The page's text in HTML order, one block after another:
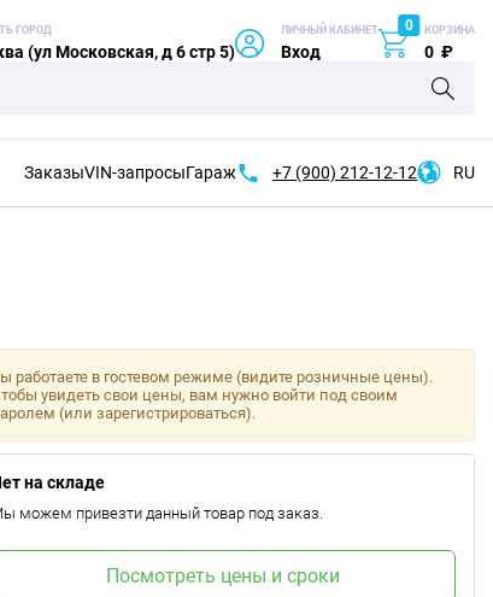
ГОРОД
(ул Московская, д 6 стр 5)
ЛИЧНЫЙ КАБИНЕТ
Вход
0 КОРЗИНА
0 ₽
ЗаказыVIN-запросыГараж +7 (900) 212-12-12 RU
работаете в гостевом режиме (видите розничные цены).
увидеть свои цены, вам нужно войти под своим
(или зарегистрироваться).
на складе
можем привезти данный товар под заказ.
Посмотреть цены и сроки